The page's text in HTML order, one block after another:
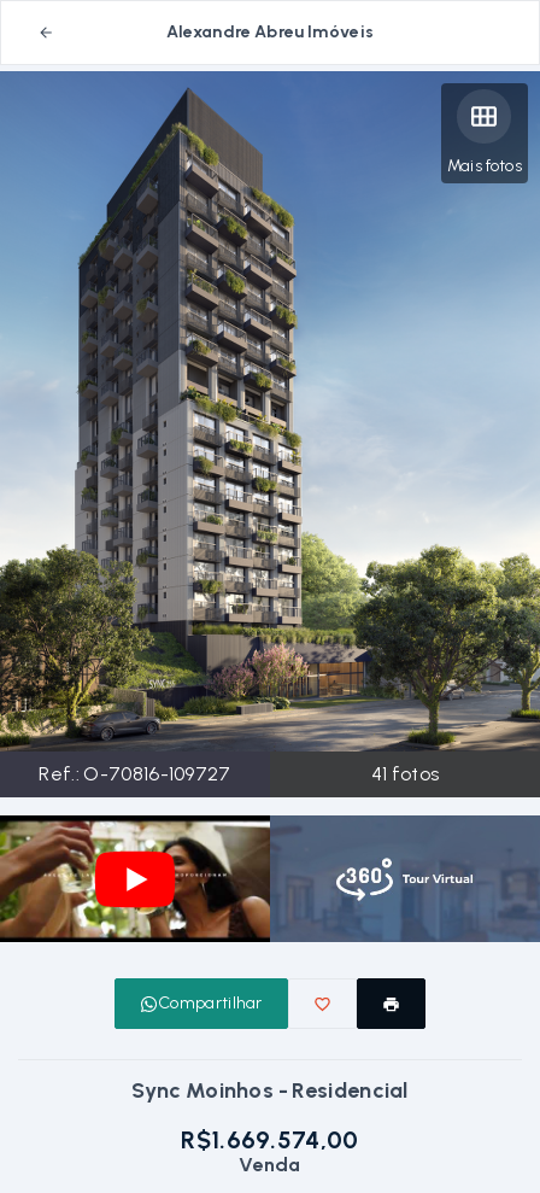
Alexandre Abreu Imóveis
Mais fotos
Ref.:O-70816-109727 41 fotos
Compartilhar
Sync Moinhos - Residencial
R$1.669.574,00
Venda